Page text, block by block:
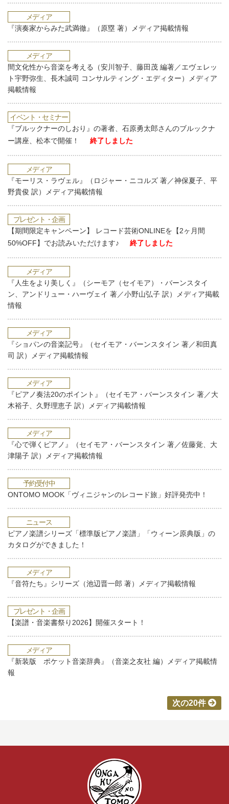
メディア
『演奏家からみた武満徹』（原塁 著）メディア掲載情報
メディア
間文化性から音楽を考える（安川智子、藤田茂 編著／エヴェレッ
ト宇野弥生、長木誠司 コンサルティング・エディター）メディア
掲載情報
イベント・セミナー
『ブルックナーのしおり』の著者、石原勇太郎さんのブルックナ
ー講座、松本で開催！
終了しました
メディア
『モーリス・ラヴェル』（ロジャー・ニコルズ 著／神保夏子、平
野貴俊 訳）メディア掲載情報
プレゼント・企画
【期間限定キャンペーン】 レコード芸術ONLINEを【2ヶ月間
50%OFF】でお読みいただけます♪
終了しました
メディア
『人生をより美しく』（シーモア（セイモア）・バーンスタイ
ン、アンドリュー・ハーヴェイ 著／小野山弘子 訳）メディア掲載
情報
メディア
『ショパンの音楽記号』（セイモア・バーンスタイン 著／和田真
司 訳）メディア掲載情報
メディア
『ピアノ奏法20のポイント』（セイモア・バーンスタイン 著／大
木裕子、久野理恵子 訳）メディア掲載情報
メディア
『心で弾くピアノ』（セイモア・バーンスタイン 著／佐藤覚、大
津陽子 訳）メディア掲載情報
予約受付中
ONTOMO MOOK「ヴィニジャンのレコード旅」好評発売中！
ニュース
ピアノ楽譜シリーズ「標準版ピアノ楽譜」「ウィーン原典版」の
カタログができました！
メディア
『音符たち』シリーズ（池辺晋一郎 著）メディア掲載情報
プレゼント・企画
【楽譜・音楽書祭り2026】開催スタート！
メディア
『新装版 ポケット音楽辞典』（音楽之友社 編）メディア掲載情
報
次の20件